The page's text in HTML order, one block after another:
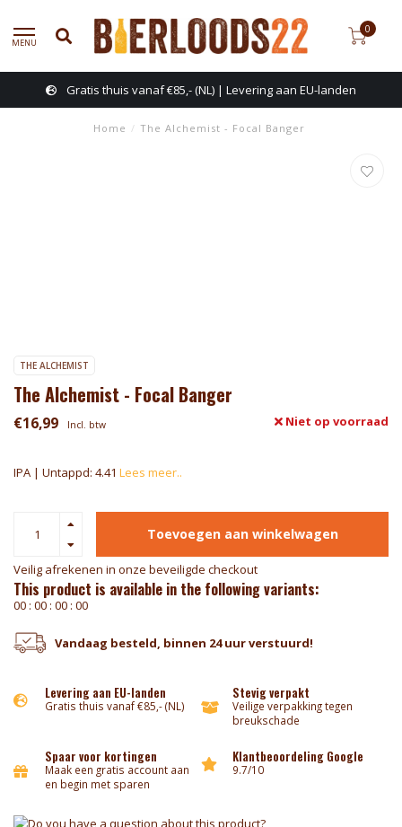
MENU
0
Gratis thuis vanaf €85,- (NL) | Levering aan EU-landen
Home / The Alchemist - Focal Banger
THE ALCHEMIST
The Alchemist - Focal Banger
€16,99 Incl. btw Niet op voorraad
IPA | Untappd: 4.41 Lees meer..
Toevoegen aan winkelwagen
Veilig afrekenen in onze beveiligde checkout
This product is available in the following variants:
00 : 00 : 00 : 00
Vandaag besteld, binnen 24 uur verstuurd!
Levering aan EU-landen
Gratis thuis vanaf €85,- (NL)
Stevig verpakt
Veilige verpakking tegen
breukschade
Spaar voor kortingen
Maak een gratis account aan
en begin met sparen
Klantbeoordeling Google
9.7/10